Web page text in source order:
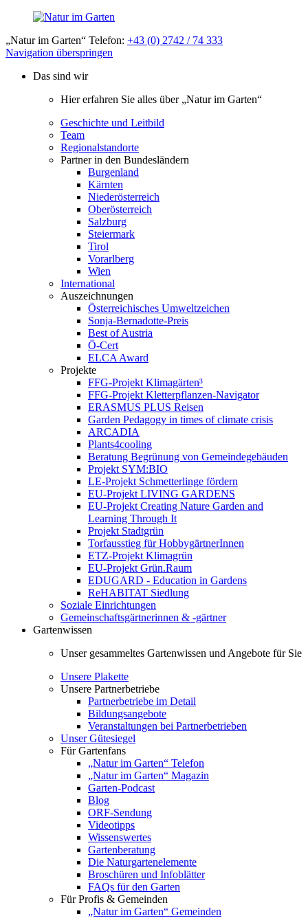
„Natur im Garten“ Telefon: +43 (0) 2742 / 74 333
Navigation überspringen
Das sind wir
Hier erfahren Sie alles über „Natur im Garten“
Geschichte und Leitbild
Team
Regionalstandorte
Partner in den Bundesländern
Burgenland
Kärnten
Niederösterreich
Oberösterreich
Salzburg
Steiermark
Tirol
Vorarlberg
Wien
International
Auszeichnungen
Österreichisches Umweltzeichen
Sonja-Bernadotte-Preis
Best of Austria
Ö-Cert
ELCA Award
Projekte
FFG-Projekt Klimagärten³
FFG-Projekt Kletterpflanzen-Navigator
ERASMUS PLUS Reisen
Garden Pedagogy in times of climate crisis
ARCADIA
Plants4cooling
Beratung Begrünung von Gemeindegebäuden
Projekt SYM:BIO
LE-Projekt Schmetterlinge fördern
EU-Projekt LIVING GARDENS
EU-Projekt Creating Nature Garden and
Learning Through It
Projekt Stadtgrün
Torfausstieg für HobbygärtnerInnen
ETZ-Projekt Klimagrün
EU-Projekt Grün.Raum
EDUGARD - Education in Gardens
ReHABITAT Siedlung
Soziale Einrichtungen
Gemeinschaftsgärtnerinnen & -gärtner
Gartenwissen
Unser gesammeltes Gartenwissen und Angebote für Sie
Unsere Plakette
Unsere Partnerbetriebe
Partnerbetriebe im Detail
Bildungsangebote
Veranstaltungen bei Partnerbetrieben
Unser Gütesiegel
Für Gartenfans
„Natur im Garten“ Telefon
„Natur im Garten“ Magazin
Garten-Podcast
Blog
ORF-Sendung
Videotipps
Wissenswertes
Gartenberatung
Die Naturgartenelemente
Broschüren und Infoblätter
FAQs für den Garten
Für Profis & Gemeinden
„Natur im Garten“ Gemeinden